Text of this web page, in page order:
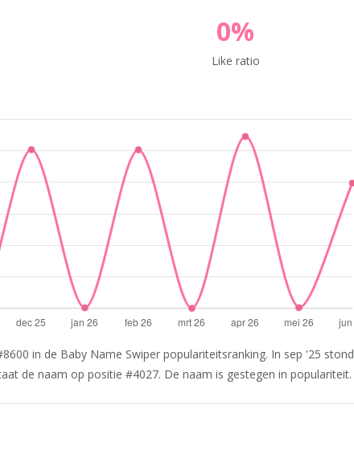
0%
Like ratio
in de Baby Name Swiper populariteitsranking. In sep '25 stond
de naam op positie #4027. De naam is gestegen in populariteit.